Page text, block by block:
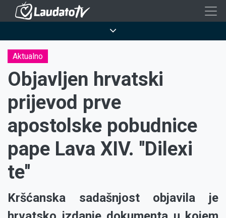
Skoči
sadržaj
Aktualno
Objavljen hrvatski
prijevod prve
apostolske pobudnice
pape Lava XIV. ''Dilexi
te''
Kršćanska sadašnjost objavila je